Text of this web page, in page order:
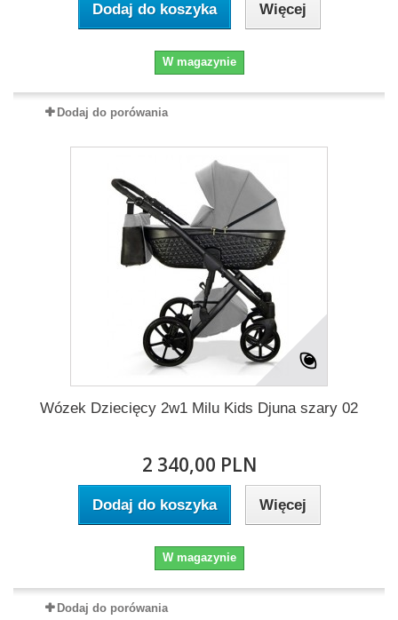
Dodaj do koszyka Więcej
W magazynie
Dodaj do porówania
Wózek Dziecięcy 2w1 Milu Kids Djuna szary 02
2 340,00 PLN
Dodaj do koszyka Więcej
W magazynie
Dodaj do porówania